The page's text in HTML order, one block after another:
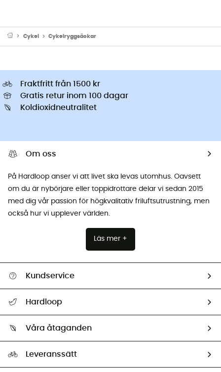
Cykel Cykelryggsäckar
Fraktfritt från 1500 kr
Gratis retur inom 100 dagar
Koldioxidneutralitet
Om oss
På Hardloop anser vi att livet ska levas utomhus. Oavsett
om du är nybörjare eller toppidrottare delar vi sedan 2015
med dig vår passion för högkvalitativ friluftsutrustning, men
också hur vi upplever världen.
Läs mer +
Kundservice
Retur & återbetalning
Hardloop
Ambassadörer
Våra åtaganden
Leveranssätt